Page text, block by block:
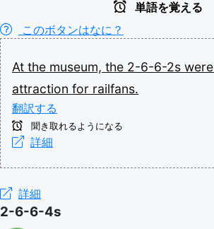
単語を覚える
このボタンはなに？
At the museum, the 2-6-6-2s were
attraction for railfans.
翻訳する
聞き取れるようになる
詳細
詳細
2-6-6-4s